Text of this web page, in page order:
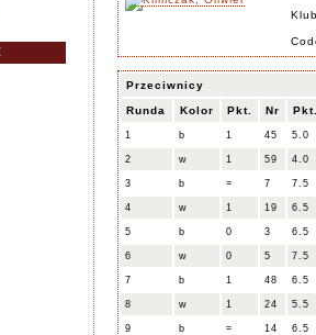
Przeciwnicy
Runda Kolor Pkt. Nr
1 b 1 45 5.0
2 w 1 59 4.0
3 b = 7 7.5
4 w 1 19 6.5
5 b 0 3 6.5
6 w 0 5 7.5
7 b 1 48 6.5
8 w 1 24 5.5
9 b = 14 6.5